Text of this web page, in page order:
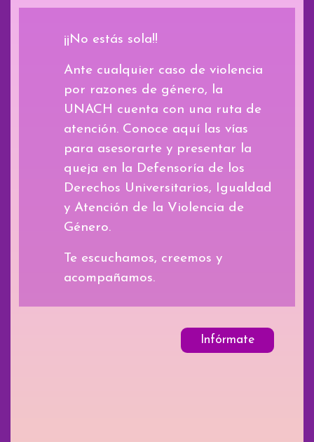
¡¡No estás sola!!
Ante cualquier caso de violencia
por razones de género, la
UNACH cuenta con una ruta de
atención. Conoce aquí las vías
para asesorarte y presentar la
queja en la Defensoría de los
Derechos Universitarios, Igualdad
y Atención de la Violencia de
Género.
Te escuchamos, creemos y
acompañamos.
Infórmate